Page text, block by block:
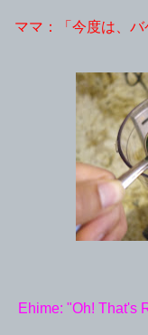
ママ：「今度は、
Ehime: "Oh! That's